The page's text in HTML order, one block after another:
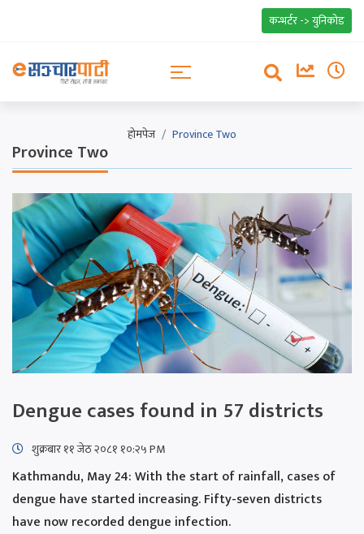
कन्भर्टर -> युनिकोड
होमपेज Province Two
Province Two
Dengue cases found in 57 districts
शुक्रबार​ ११ जेठ २०८१ १०:२५ PM
Kathmandu, May 24: With the start of rainfall, cases of
dengue have started increasing. Fifty-seven districts
have now recorded dengue infection.